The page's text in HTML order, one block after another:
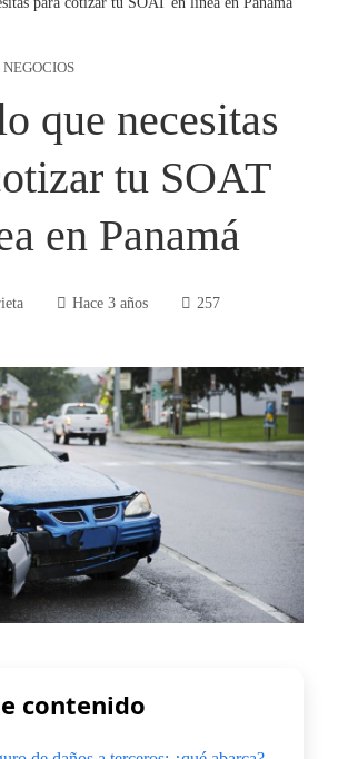
que necesitas
tu SOAT
en Panamá
Hace 3 años 257
contenido